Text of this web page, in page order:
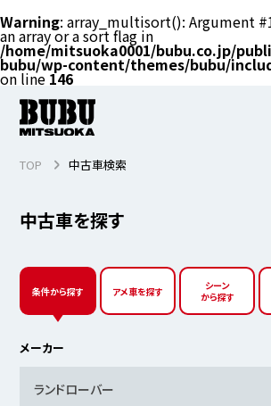
Warning: array_multisort(): Argument
an array or a sort flag in
/home/mitsuoka0001/bubu.co.jp/
bubu/wp-content/themes/bubu/
on line 146
中古車を探す
TOP 中古車検索
条件から探す アメ車を探す
シーン
から探す
メーカー
ランドローバー